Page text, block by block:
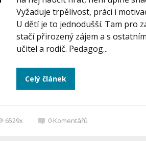
Vyžaduje trpělivost, práci i
U dětí je to jednodušší. Tam pro
stačí přirozený zájem a s
učitel a rodič. Pedagog...
Celý článek
6529x 0 Komentářů